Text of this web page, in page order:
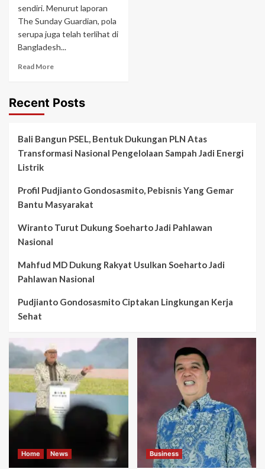
sendiri. Menurut laporan
The Sunday Guardian, pola
serupa juga telah terlihat di
Bangladesh...
Read More
Recent Posts
Bali Bangun PSEL, Bentuk Dukungan PLN Atas
Transformasi Nasional Pengelolaan Sampah Jadi Energi
Listrik
Profil Pudjianto Gondosasmito, Pebisnis Yang Gemar
Bantu Masyarakat
Wiranto Turut Dukung Soeharto Jadi Pahlawan
Nasional
Mahfud MD Dukung Rakyat Usulkan Soeharto Jadi
Pahlawan Nasional
Pudjianto Gondosasmito Ciptakan Lingkungan Kerja
Sehat
Home News Business